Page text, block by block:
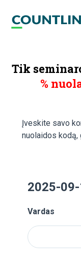
Tik
%
Įveskite savo
nuolaidos kodą,
2025-
Vardas